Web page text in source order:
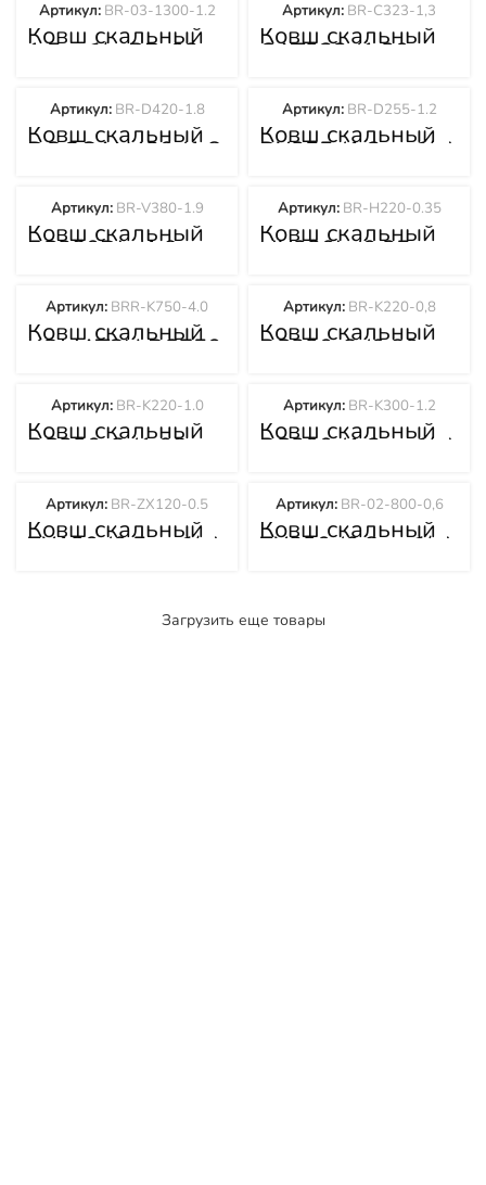
Ковш скальный
1.5куб/м BR-03-
Артикул: BR-03-1300-1.2
Ковш скальный
CAT323 (1,30
Артикул: BR-C323-1,3
Ковш скальный
DOOSAN420 (1.8
Артикул: BR-D420-1.8
Ковш скальный
DX255 (1.2 куб/м)
Артикул: BR-D255-1.2
Ковш скальный
EC380DL (1.9
Артикул: BR-V380-1.9
Ковш скальный
HX220L (0.35
Артикул: BR-H220-0.35
Ковш скальный
KOMATSU PC750
Артикул: BRR-K750-4.0
Ковш скальный
PC220-8 (0,80
Артикул: BR-K220-0,8
Ковш скальный
PC220-8 (1.08
Артикул: BR-K220-1.0
Ковш скальный
PC300 (1.2 куб/м)
Артикул: BR-K300-1.2
Ковш скальный
ZX120 (0.5 куб/м)
Артикул: BR-ZX120-0.5
Ковш скальный
ZX220 (0.8 куб/м)
Артикул: BR-02-800-0,6
Загрузить еще товары